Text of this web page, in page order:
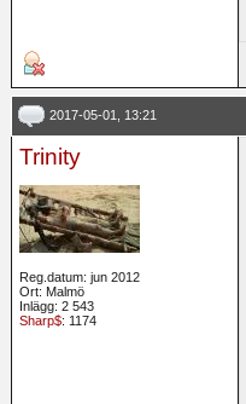
2017-05-01, 13:21
Trinity
Reg.datum: jun 2012
Ort: Malmö
Inlägg: 2 543
Sharp$: 1174